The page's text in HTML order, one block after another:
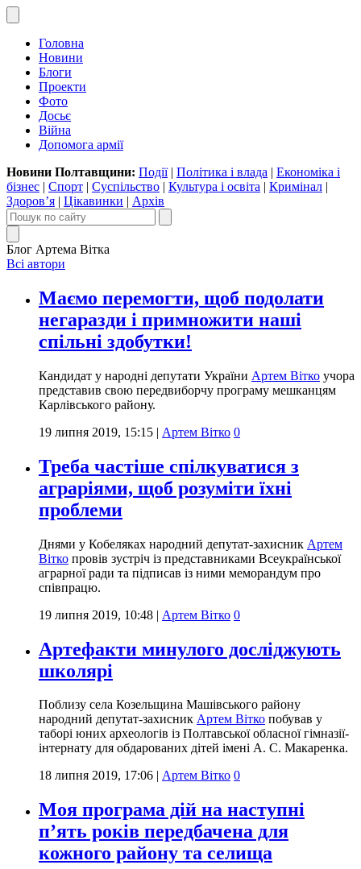
Головна
Новини
Блоги
Проекти
Фото
Досьє
Війна
Допомога армії
Новини Полтавщини: Події| Політика і влада | Економіка і
бізнес | Спорт | Суспільство | Культура і освіта | Кримінал |
Здоров’я | Цікавинки | Архів
Блог Артема Вітка
Всі автори
Маємо перемогти, щоб подолати
негаразди і примножити наші
спільні здобутки!
Кандидат у народні депутати України Артем Вітко учора
представив свою передвиборчу програму мешканцям
Карлівського району.
19 липня 2019, 15:15 | Артем Вітко 0
Треба частіше спілкуватися з
аграріями, щоб розуміти їхні
проблеми
Днями у Кобеляках народний депутат-захисник Артем
Вітко провів зустріч із представниками Всеукраїнської
аграрної ради та підписав із ними меморандум про
співпрацю.
19 липня 2019, 10:48 | Артем Вітко 0
Артефакти минулого досліджують
школярі
Поблизу села Козельщина Машівського району
народний депутат-захисник Артем Вітко побував у
таборі юних археологів із Полтавської обласної гімназії-
інтернату для обдарованих дітей імені А. С. Макаренка.
18 липня 2019, 17:06 | Артем Вітко 0
Моя програма дій на наступні
п’ять років передбачена для
кожного району та селища